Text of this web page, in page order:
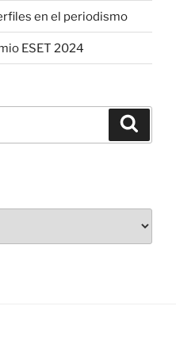
en el periodismo
ESET 2024